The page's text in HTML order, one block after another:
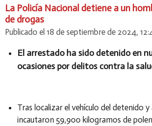
La Policía Nacional detiene a un
de drogas
Publicado el 18 de septiembre de 2024,
El arrestado ha sido detenido en
ocasiones por delitos contra la
Tras localizar el vehículo del detenido
incautaron 59,900 kilogramos de